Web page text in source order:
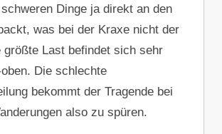
Dinge ja direkt an den
was bei der Kraxe nicht der
größte Last befindet sich sehr
Die schlechte
bekommt der Tragende bei
also zu spüren.